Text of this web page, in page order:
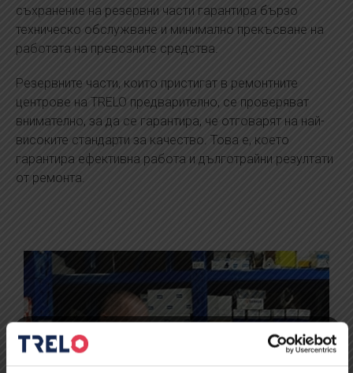
съхранение на резервни части гарантира бързо
техническо обслужване и минимално прекъсване на
работата на превозните средства.
Резервните части, които пристигат в ремонтните
центрове на TRELO предварително, се проверяват
внимателно, за да се гарантира, че отговарят на най-
високите стандарти за качество. Това е, което
гарантира ефективна работа и дълготрайни резултати
от ремонта.